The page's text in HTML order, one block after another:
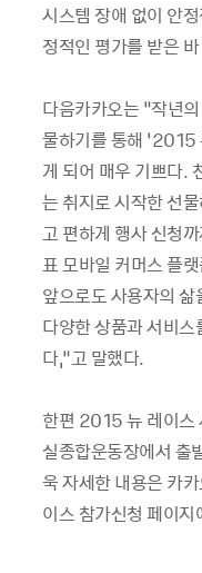
시스템 장애 없이 안
정적인 평가를 받은
다음카카오는 “작년
물하기를 통해 ‘2015
게 되어 매우 기쁘다.
는 취지로 시작한 선
고 편하게 행사 신청
표 모바일 커머스 플
앞으로도 사용자의 삶
다양한 상품과 서비
다,”고 말했다.
한편 2015뉴 레이스
실종합운동장에서 출
욱 자세한 내용은 카
이스 참가신청 페이지